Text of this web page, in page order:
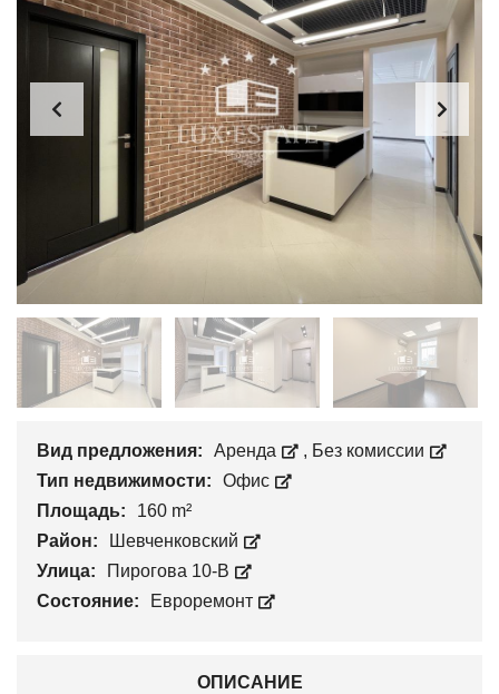
Вид предложения: Аренда , Без комиссии
Тип недвижимости:
Офис
Площадь:
160 m²
Район:
Шевченковский
Улица:
Пирогова 10-В
Состояние:
Евроремонт
ОПИСАНИЕ